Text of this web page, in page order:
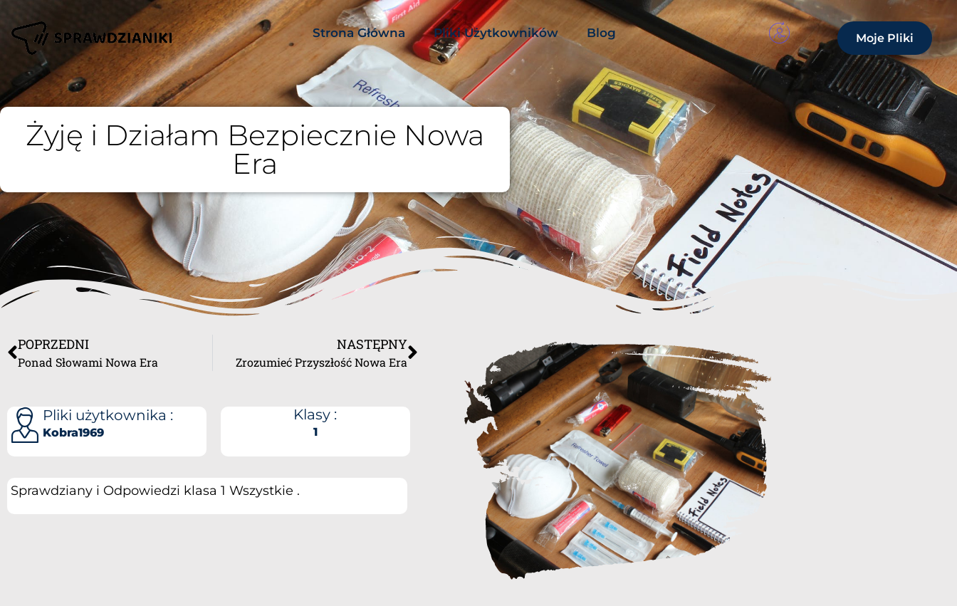
Strona Główna Pliki Użytkowników Blog Moje Pliki
Żyję i Działam Bezpiecznie Nowa
Era
POPRZEDNI
Ponad Słowami Nowa Era
NASTĘPNY
Zrozumieć Przyszłość Nowa Era
Pliki użytkownika :
Kobra1969
Klasy :
1
Sprawdziany i Odpowiedzi klasa 1 Wszystkie .